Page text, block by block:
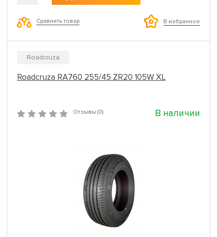
Сравнить товар В избранное
Roadcruza
Roadcruza RA760 255/45 ZR20 105W XL
Отзывы (0) В наличии